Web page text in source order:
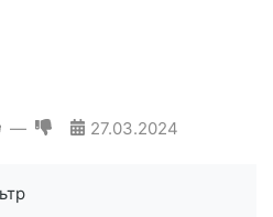
— 27.03.2024